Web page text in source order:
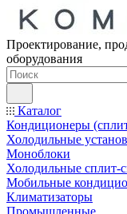
Проектирование,
оборудования
Каталог
Кондиционеры
Холодильные
Моноблоки
Холодильные сплит-
Мобильные
Климатизаторы
Промышленные